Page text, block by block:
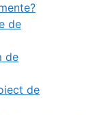
de
de
de